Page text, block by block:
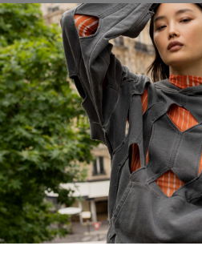
Футболка
825.01.TSS15.10
О товаре
Бренд: Red September
Цвет:
Размер:
ТОВАРА НЕТ В